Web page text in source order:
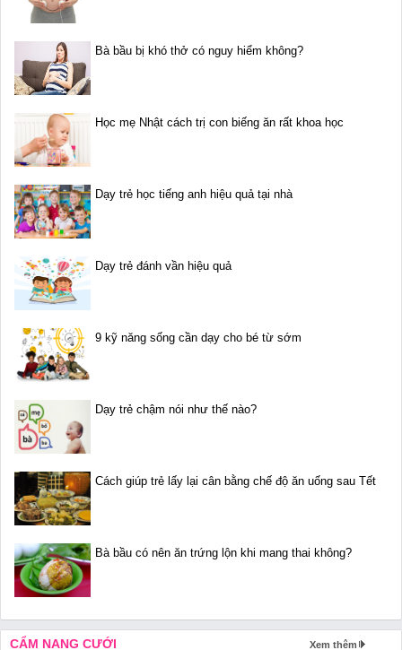
Bà bầu bị khó thở có nguy hiểm không?
Học mẹ Nhật cách trị con biếng ăn rất khoa học
Dạy trẻ học tiếng anh hiệu quả tại nhà
Dạy trẻ đánh vần hiệu quả
9 kỹ năng sống cần dạy cho bé từ sớm
Dạy trẻ chậm nói như thế nào?
Cách giúp trẻ lấy lại cân bằng chế độ ăn uống sau Tết
Bà bầu có nên ăn trứng lộn khi mang thai không?
CẨM NANG CƯỚI Xem thêm